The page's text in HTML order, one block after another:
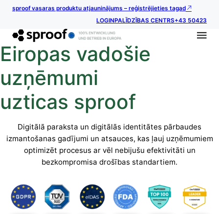
sproof vasaras produktu atjauninājums – reģistrējieties tagad
LOGINPALĪDZĪBAS CENTRS+43 50423
Eiropas vadošie
uzņēmumi
uzticas sproof
Digitālā paraksta un digitālās identitātes pārbaudes
izmantošanas gadījumi un atsauces, kas ļauj uzņēmumiem
optimizēt procesus ar vēl nebijušu efektivitāti un
bezkompromisa drošības standartiem.